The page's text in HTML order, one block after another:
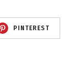
PINTEREST